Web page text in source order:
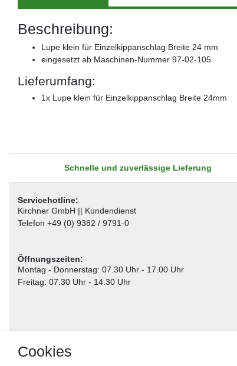
Beschreibung:
Lupe klein für Einzelkippanschlag Breite 24 mm
eingesetzt ab Maschinen-Nummer 97-02-105
Lieferumfang:
1x Lupe klein für Einzelkippanschlag Breite 24mm
Schnelle und zuverlässige Lieferung
Servicehotline:
Kirchner GmbH || Kundendienst
Telefon +49 (0) 9382 / 9791-0
Öffnungszeiten:
Montag - Donnerstag: 07.30 Uhr - 17.00 Uhr
Freitag: 07.30 Uhr - 14.30 Uhr
Cookies